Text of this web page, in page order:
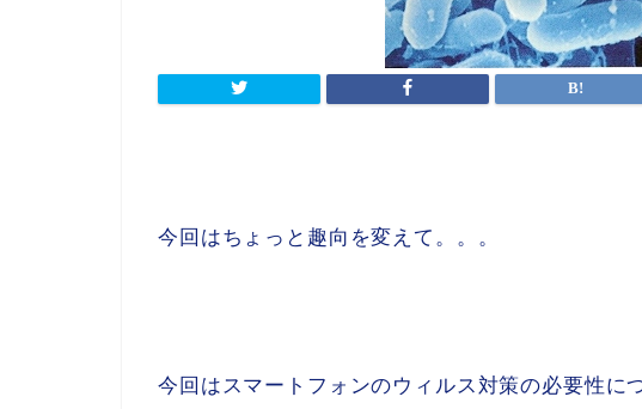
今回はちょっと趣向を変えて。。。
今回はスマートフォンのウィルス対策の必要性に